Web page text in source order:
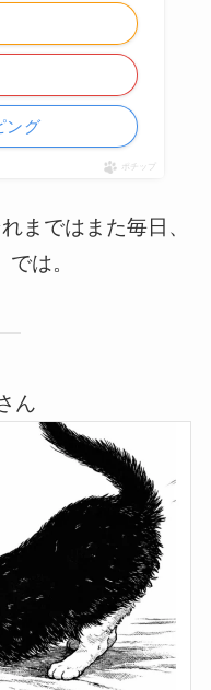
ング
ポチップ
まではまた毎日、
は。
ん